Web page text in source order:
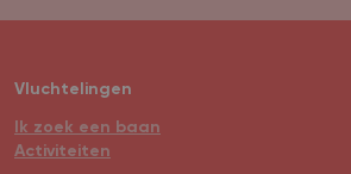
Vluchtelingen
Ik zoek een baan
Activiteiten